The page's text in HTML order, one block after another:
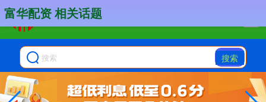
搜索
富华配资 相关话题